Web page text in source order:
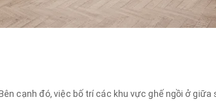
cạnh đó, việc bố trí các khu vực ghế ngồi ở giữa